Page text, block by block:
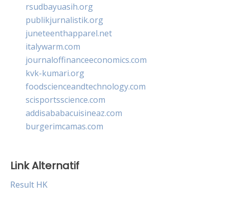
rsudbayuasih.org
publikjurnalistik.org
juneteenthapparel.net
italywarm.com
journaloffinanceeconomics.com
kvk-kumari.org
foodscienceandtechnology.com
scisportsscience.com
addisababacuisineaz.com
burgerimcamas.com
Link Alternatif
Result HK